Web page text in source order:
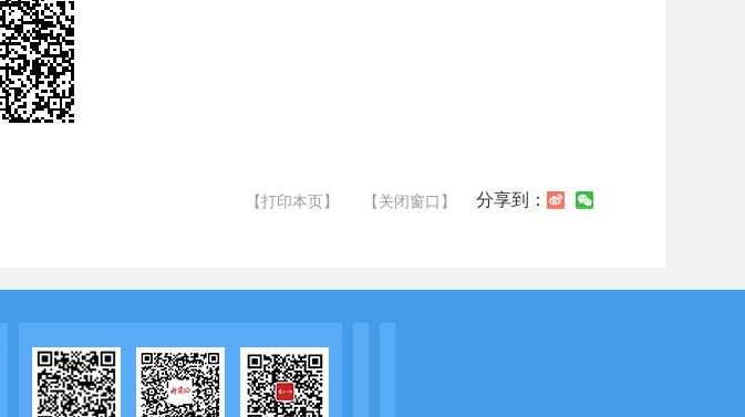
【打印本页】 【关闭窗口】 分享到：